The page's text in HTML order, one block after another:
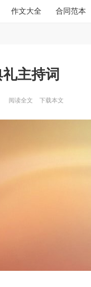
作文大全 合同范本
主持词
阅读全文 下载本文